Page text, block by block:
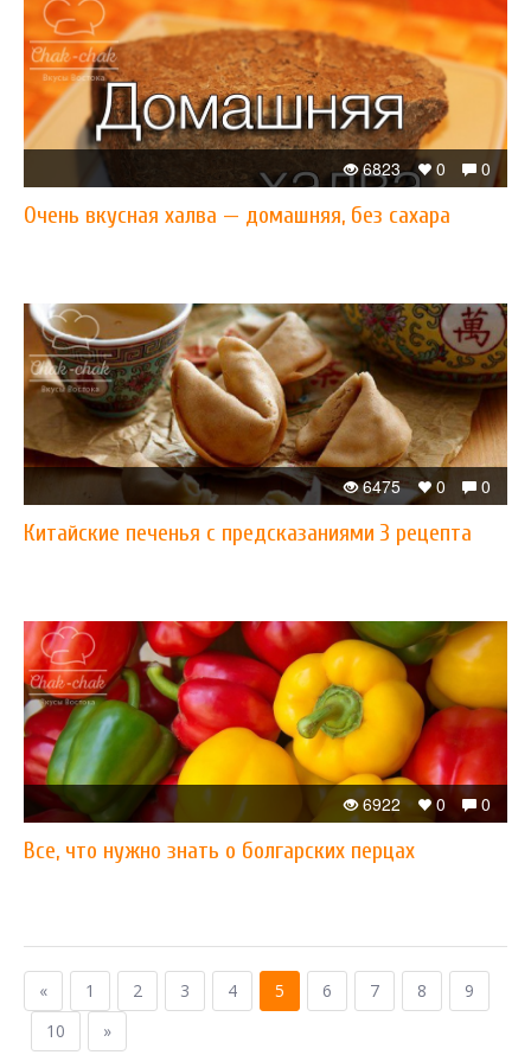
0
0
6823
Очень вкусная халва — домашняя, без сахара
0
0
6475
Китайские печенья с предсказаниями 3 рецепта
0
0
6922
Все, что нужно знать о болгарских перцах
« 1 2 3 4 5 6 7 8
9
10
»